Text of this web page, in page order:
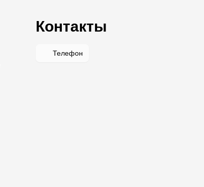
Контакты
Телефон